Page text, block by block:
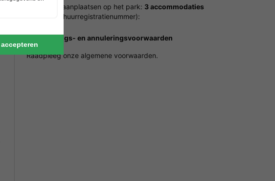
Aantal staanplaatsen op het park: 3 accommodaties
NRA (verhuurregistratienummer):
Wijzigings- en annuleringsvoorwaarden
Raadpleeg onze algemene voorwaarden.